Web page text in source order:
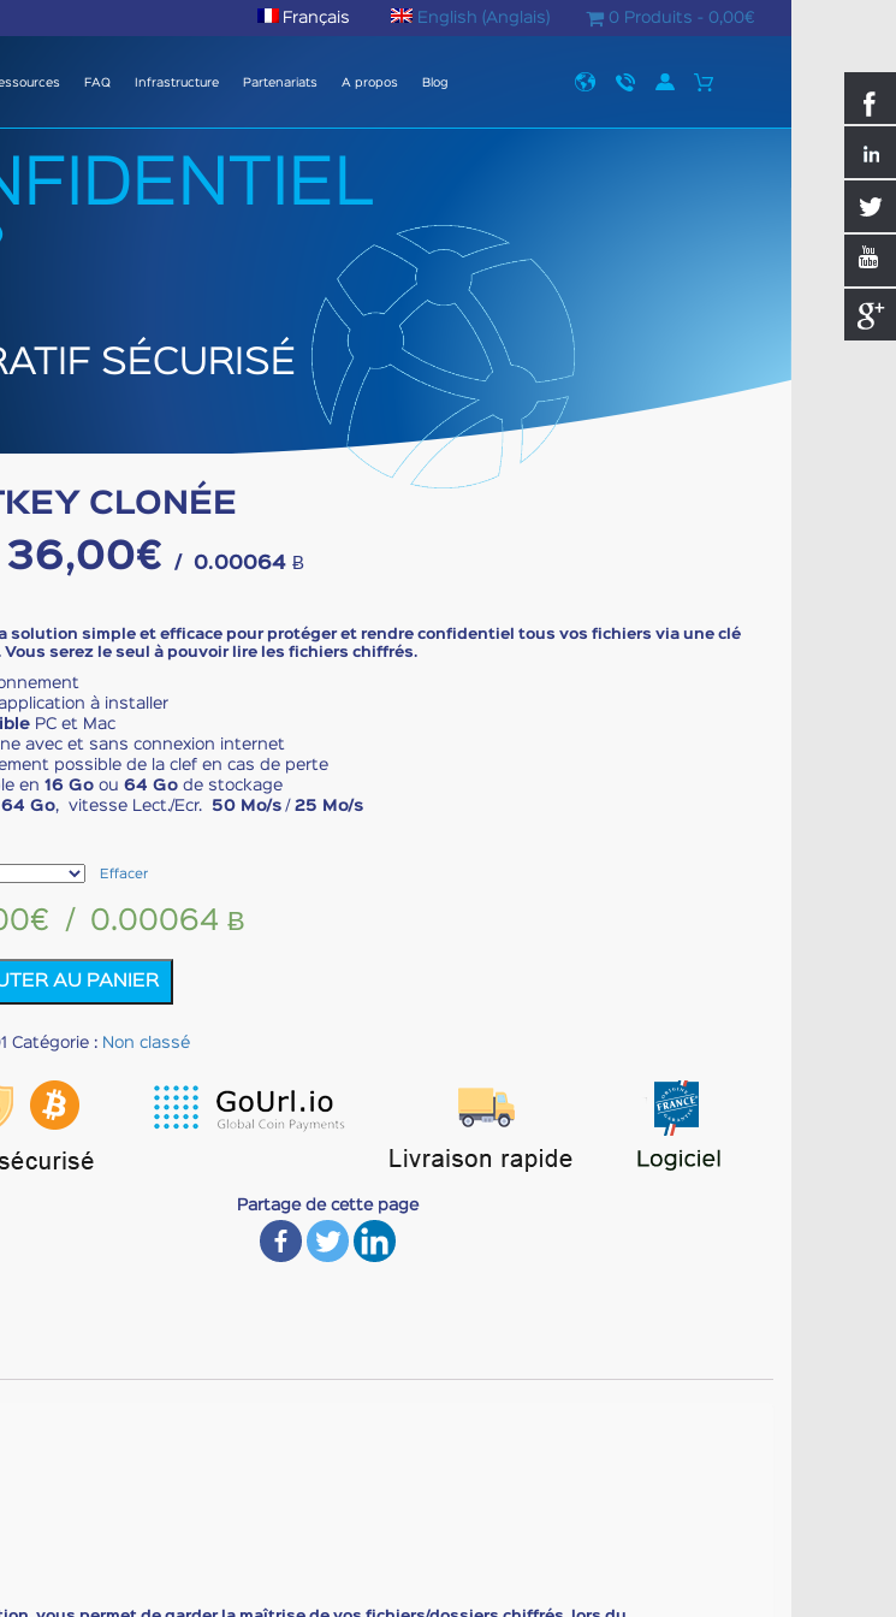
Français English ( Anglais) 0 Produits - 0,00€
FAQ Infrastructure Partenariats A propos Blog
SÉCURISÉ
CLONÉE
36,00€ / 0.00064 Ƀ
solution simple et efficace pour protéger et rendre confidentiel tous vos fichiers via une clé
Vous serez le seul à pouvoir lire les fichiers chiffrés.
à installer
PC et Mac
avec et sans connexion internet
possible de la clef en cas de perte
en 16 Go ou 64 Go de stockage
Go, vitesse Lect./Ecr. 50 Mo/s / 25 Mo/s
Effacer
€ / 0.00064 Ƀ
AU PANIER
Catégorie : Non classé
Partage de cette page